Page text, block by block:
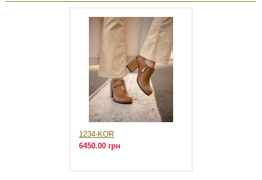
1234-KOR
6450.00 грн